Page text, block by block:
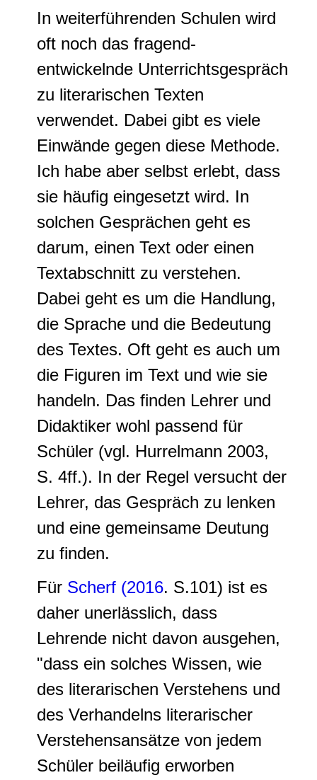
In weiterführenden Schulen wird
oft noch das fragend-
entwickelnde Unterrichtsgespräch
zu literarischen Texten
verwendet. Dabei gibt es viele
Einwände gegen diese Methode.
Ich habe aber selbst erlebt, dass
sie häufig eingesetzt wird. In
solchen Gesprächen geht es
darum, einen Text oder einen
Textabschnitt zu verstehen.
Dabei geht es um die Handlung,
die Sprache und die Bedeutung
des Textes. Oft geht es auch um
die Figuren im Text und wie sie
handeln. Das finden Lehrer und
Didaktiker wohl passend für
Schüler (vgl. Hurrelmann 2003,
S. 4ff.). In der Regel versucht der
Lehrer, das Gespräch zu lenken
und eine gemeinsame Deutung
zu finden.
Für Scherf (2016. S.101) ist es
daher unerlässlich, dass
Lehrende nicht davon ausgehen,
"dass ein solches Wissen, wie
des literarischen Verstehens und
des Verhandelns literarischer
Verstehensansätze von jedem
Schüler beiläufig erworben